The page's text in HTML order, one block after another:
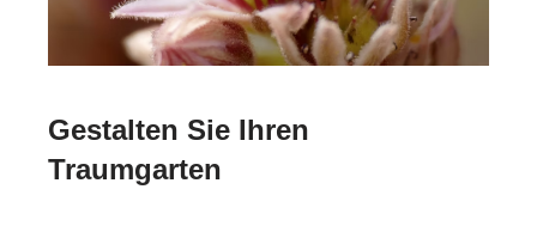
Gestalten Sie Ihren
Traumgarten